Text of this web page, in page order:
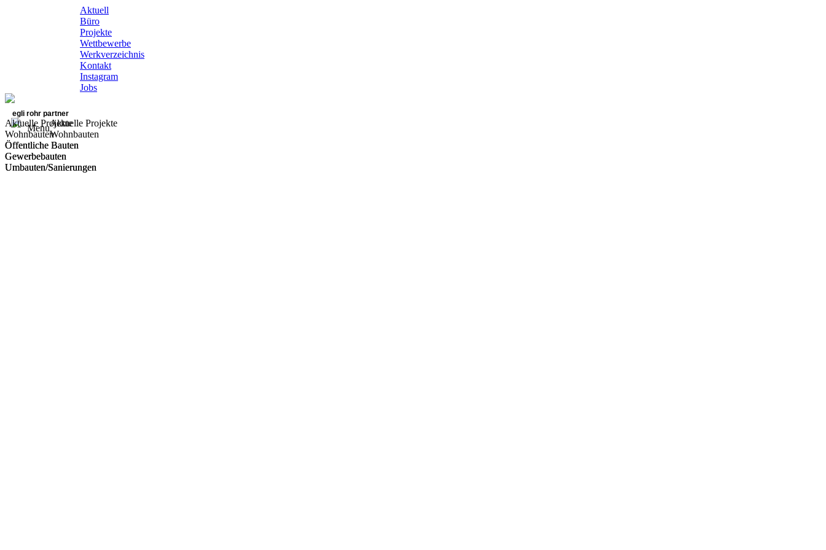
Aktuell
Büro
Projekte
Wettbewerbe
Werkverzeichnis
Kontakt
Instagram
Jobs
egli rohr partner
Menu
Aktuelle Projekte
Wohnbauten
Öffentliche Bauten
Gewerbebauten
Umbauten/Sanierungen
Aktuelle Projekte
Wohnbauten
Öffentliche Bauten
Gewerbebauten
Umbauten/Sanierungen